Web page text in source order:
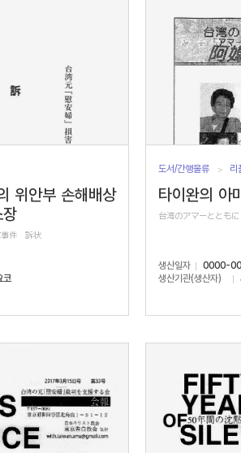
위안부 손해배상
事件 訴状
코
도서/간행물류 리
타이완의 아
台湾のアマーとともに
생산일자
0000-
생산기관(생산자)